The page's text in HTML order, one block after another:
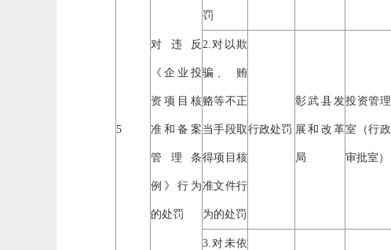
5
对违反
《企业投
资项目核
准和备案
管理条
例》行为
的处罚
罚
2.对以欺
骗、 贿
赂等不正
当手段取
得项目核
准文件行
为的处罚
行政处罚
彰武县发
展和改革
局
投资管理
室（行政
审批室）
3.对未依